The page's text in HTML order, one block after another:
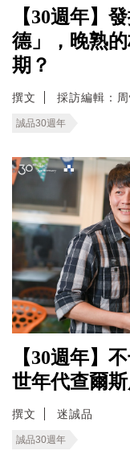
【30週年】
德」，晚熟
期？
撰文 採訪編輯：
誠品30週年
【30週年】
世年代查爾斯
撰文 迷誠品
誠品30週年